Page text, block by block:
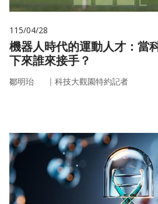
115/04/28
機器人時代的運動人才：當
下來誰來接手？
鄒明珆 ｜ 科技大觀園特約記者